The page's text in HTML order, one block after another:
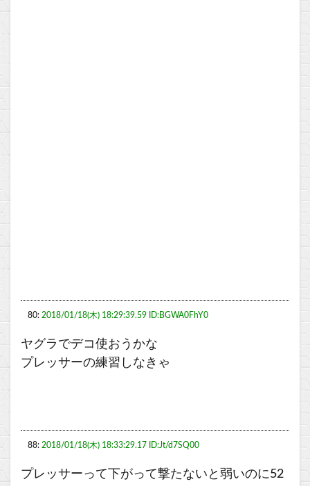
80: 2018/01/18(木) 18:29:39.59 ID:BGWA0FhY0
ヤグラでデコ使おうかな
プレッサーの練習しなきゃ
88: 2018/01/18(木) 18:33:29.17 ID:Jt/d7SQ00
プレッサーって下がって撃たないと弱いのに52